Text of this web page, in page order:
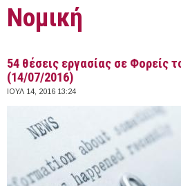
Νομική
54 θέσεις εργασίας σε Φορείς
(14/07/2016)
ΙΟΥΛ 14, 2016 13:24